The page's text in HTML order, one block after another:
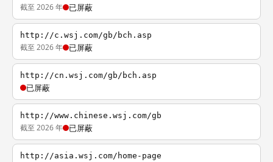
截至 2026 年 已屏蔽
http://c.wsj.com/gb/bch.asp
截至 2026 年 已屏蔽
http://cn.wsj.com/gb/bch.asp
已屏蔽
http://www.chinese.wsj.com/gb
截至 2026 年 已屏蔽
http://asia.wsj.com/home-page